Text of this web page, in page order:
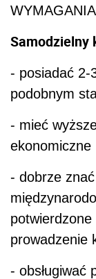
Samodzielny
- posiadać 2-
podobnym
- mieć
ekonomiczne
- dobrze
potwierdzone
prowadzenie
- obsługiwać